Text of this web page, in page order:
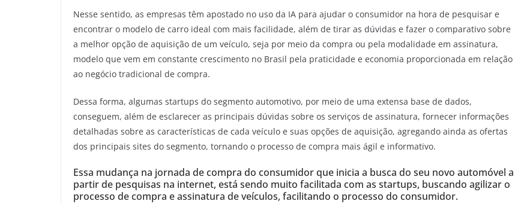
Nesse sentido, as empresas têm apostado no uso da IA para ajudar o consumidor na hora de pesquisar e
encontrar o modelo de carro ideal com mais facilidade, além de tirar as dúvidas e fazer o comparativo sobre
a melhor opção de aquisição de um veículo, seja por meio da compra ou pela modalidade em assinatura,
modelo que vem em constante crescimento no Brasil pela praticidade e economia proporcionada em relação
ao negócio tradicional de compra.
Dessa forma, algumas startups do segmento automotivo, por meio de uma extensa base de dados,
conseguem, além de esclarecer as principais dúvidas sobre os serviços de assinatura, fornecer informações
detalhadas sobre as características de cada veículo e suas opções de aquisição, agregando ainda as ofertas
dos principais sites do segmento, tornando o processo de compra mais ágil e informativo.
Essa mudança na jornada de compra do consumidor que inicia a busca do seu novo automóvel a
partir de pesquisas na internet, está sendo muito facilitada com as startups, buscando agilizar o
processo de compra e assinatura de veículos, facilitando o processo do consumidor.